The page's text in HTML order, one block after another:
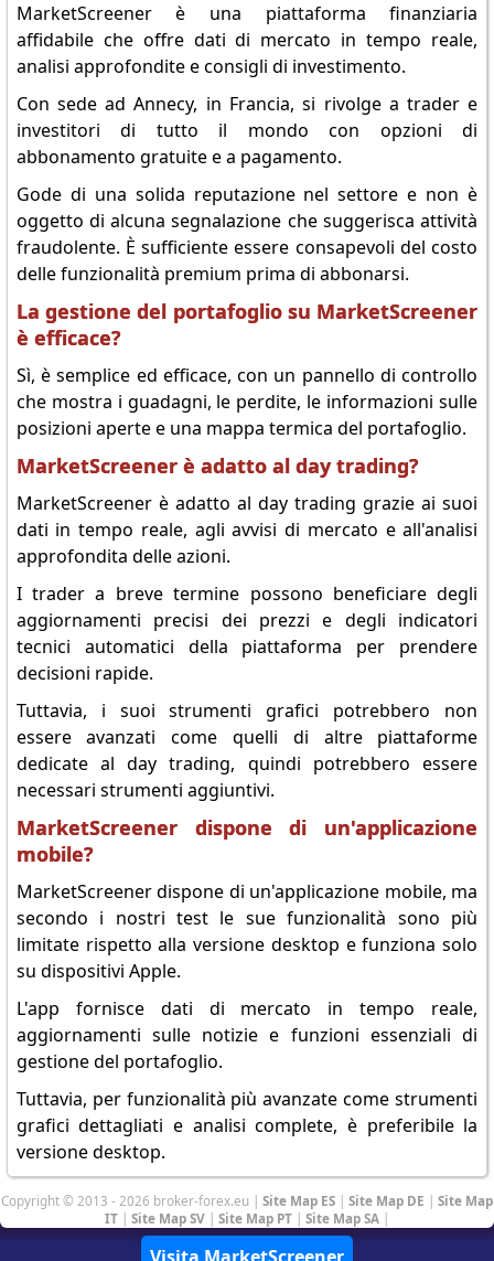
MarketScreener è una piattaforma finanziaria
affidabile che offre dati di mercato in tempo reale,
analisi approfondite e consigli di investimento.
Con sede ad Annecy, in Francia, si rivolge a trader e
investitori di tutto il mondo con opzioni di
abbonamento gratuite e a pagamento.
Gode di una solida reputazione nel settore e non è
oggetto di alcuna segnalazione che suggerisca attività
fraudolente. È sufficiente essere consapevoli del costo
delle funzionalità premium prima di abbonarsi.
La gestione del portafoglio su MarketScreener
è efficace?
Sì, è semplice ed efficace, con un pannello di controllo
che mostra i guadagni, le perdite, le informazioni sulle
posizioni aperte e una mappa termica del portafoglio.
MarketScreener è adatto al day trading?
MarketScreener è adatto al day trading grazie ai suoi
dati in tempo reale, agli avvisi di mercato e all'analisi
approfondita delle azioni.
I trader a breve termine possono beneficiare degli
aggiornamenti precisi dei prezzi e degli indicatori
tecnici automatici della piattaforma per prendere
decisioni rapide.
Tuttavia, i suoi strumenti grafici potrebbero non
essere avanzati come quelli di altre piattaforme
dedicate al day trading, quindi potrebbero essere
necessari strumenti aggiuntivi.
MarketScreener dispone di un'applicazione
mobile?
MarketScreener dispone di un'applicazione mobile, ma
secondo i nostri test le sue funzionalità sono più
limitate rispetto alla versione desktop e funziona solo
su dispositivi Apple.
L'app fornisce dati di mercato in tempo reale,
aggiornamenti sulle notizie e funzioni essenziali di
gestione del portafoglio.
Tuttavia, per funzionalità più avanzate come strumenti
grafici dettagliati e analisi complete, è preferibile la
versione desktop.
Copyright © 2013 - 2026 broker-forex.eu | Site Map ES | Site Map DE | Site Map
IT | Site Map SV | Site Map PT | Site Map SA |